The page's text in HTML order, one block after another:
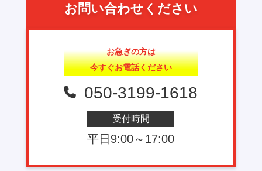
お問い合わせください
お急ぎの方は
今すぐお電話ください
050-3199-1618
受付時間
平日9:00～17:00